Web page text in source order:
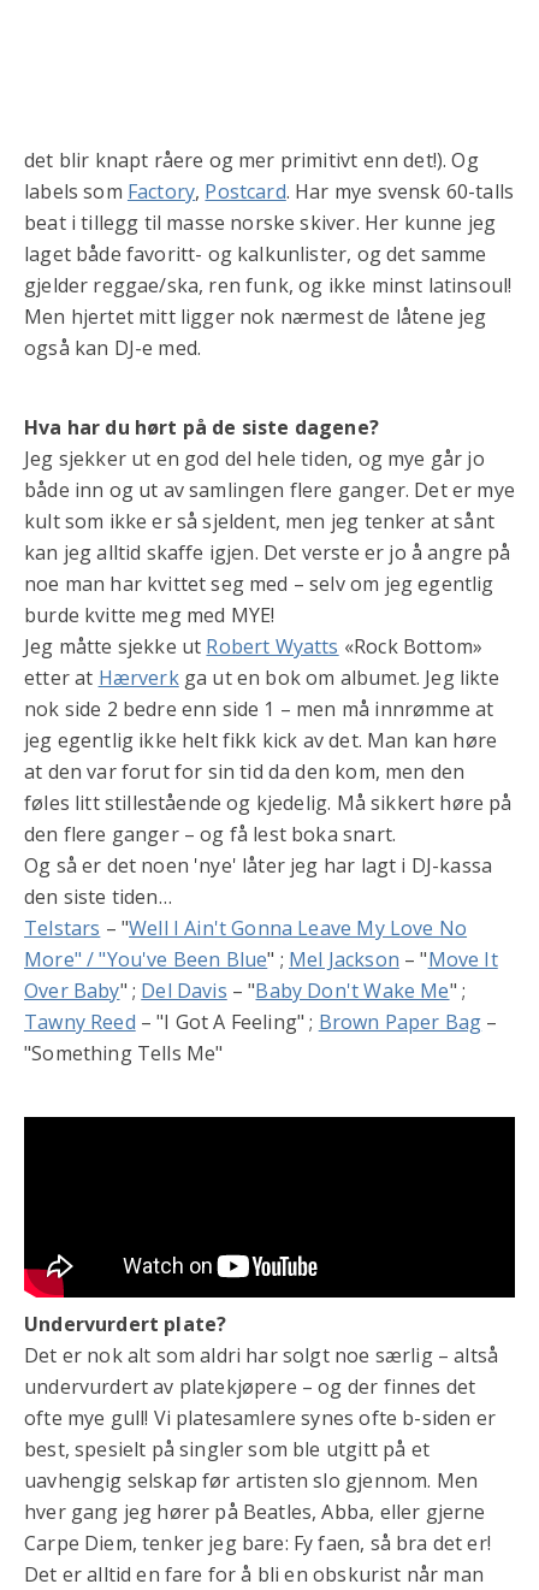
det blir knapt råere og mer primitivt enn det!). Og
labels som Factory, Postcard. Har mye svensk 60-talls
beat i tillegg til masse norske skiver. Her kunne jeg
laget både favoritt- og kalkunlister, og det samme
gjelder reggae/ska, ren funk, og ikke minst latinsoul!
Men hjertet mitt ligger nok nærmest de låtene jeg
også kan DJ-e med.
Hva har du hørt på de siste dagene?
Jeg sjekker ut en god del hele tiden, og mye går jo
både inn og ut av samlingen flere ganger. Det er mye
kult som ikke er så sjeldent, men jeg tenker at sånt
kan jeg alltid skaffe igjen. Det verste er jo å angre på
noe man har kvittet seg med – selv om jeg egentlig
burde kvitte meg med MYE!
Jeg måtte sjekke ut Robert Wyatts «Rock Bottom»
etter at Hærverkga ut en bok om albumet. Jeg likte
nok side 2 bedre enn side 1 – men må innrømme at
jeg egentlig ikke helt fikk kick av det. Man kan høre
at den var forut for sin tid da den kom, men den
føles litt stillestående og kjedelig. Må sikkert høre på
den flere ganger – og få lest boka snart.
Og så er det noen 'nye' låter jeg har lagt i DJ-kassa
den siste tiden…
Telstars – "Well I Ain't Gonna Leave My Love No
More" / "You've Been Blue" ; Mel Jackson – "Move It
Over Baby" ; Del Davis – "Baby Don't Wake Me" ;
Tawny Reed – "I Got A Feeling" ; Brown Paper Bag –
"Something Tells Me"
Undervurdert plate?
Det er nok alt som aldri har solgt noe særlig – altså
undervurdert av platekjøpere – og der finnes det
ofte mye gull! Vi platesamlere synes ofte b-siden er
best, spesielt på singler som ble utgitt på et
uavhengig selskap før artisten slo gjennom. Men
hver gang jeg hører på Beatles, Abba, eller gjerne
Carpe Diem, tenker jeg bare: Fy faen, så bra det er!
Det er alltid en fare for å bli en obskurist når man